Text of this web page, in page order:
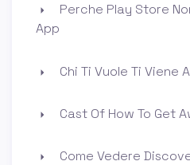
Perche Play Store
App
Chi Ti Vuole Ti Viene
Cast Of How To Get
Come Vedere